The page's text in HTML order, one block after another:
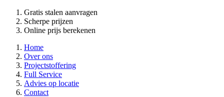
Gratis stalen aanvragen
Scherpe prijzen
Online prijs berekenen
Home
Over ons
Projectstoffering
Full Service
Advies op locatie
Contact